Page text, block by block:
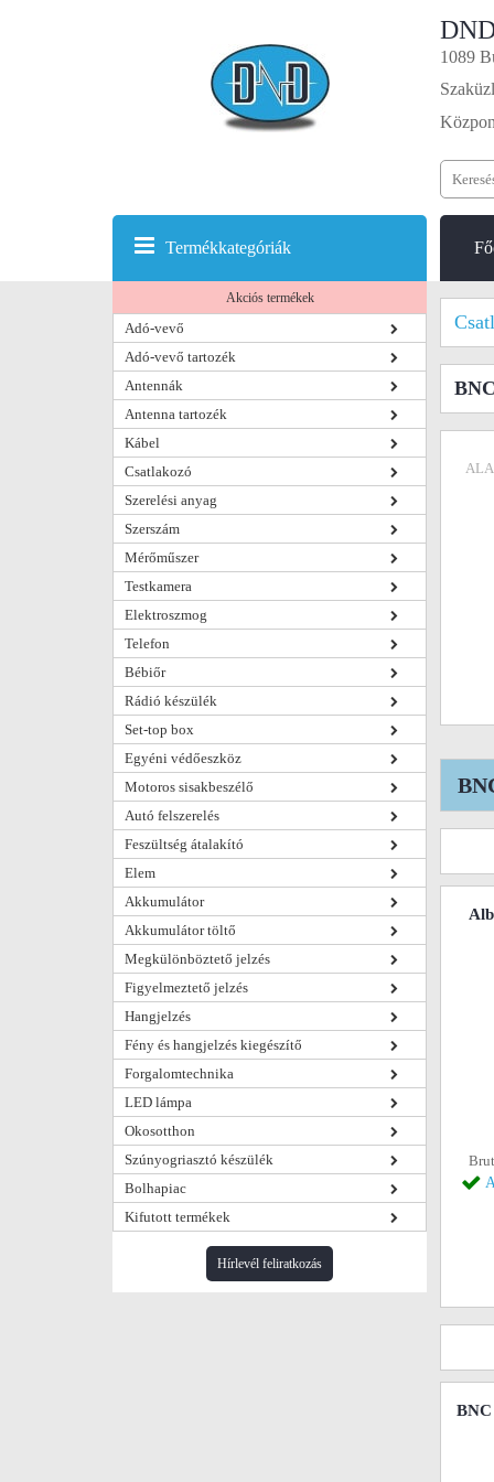
1089
Termékkategóriák
Akciós termékek
Adó-vevő
Adó-vevő tartozék
Antennák
Antenna tartozék
Kábel
Csatlakozó
Szerelési anyag
Szerszám
Mérőműszer
Testkamera
Elektroszmog
Telefon
Bébiőr
Rádió készülék
Set-top box
Egyéni védőeszköz
Motoros sisakbeszélő
Autó felszerelés
Feszültség átalakító
Elem
Akkumulátor
Akkumulátor töltő
Megkülönböztető jelzés
Figyelmeztető jelzés
Hangjelzés
Fény és hangjelzés kiegészítő
Forgalomtechnika
LED lámpa
Okosotthon
Szúnyogriasztó készülék
Bolhapiac
Kifutott termékek
Hírlevél feliratkozás